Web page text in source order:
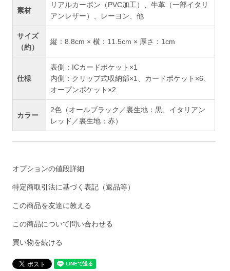
素材
リアルカーボン（PVC加工）、牛革（一部イタリ
アンレザー）、レーヨン、他
サイズ
（約）
縦：8.8cm × 横：11.5cm × 厚さ：1cm
仕様
表側：ICカードポケット×1
内側：クリップ式収納部×1、カードポケット×6、
オープンポケット×2
カラー
2色（オールブラック／裏生地：黒、イタリアン
レッド／裏生地：赤）
オプションの値段詳細
特定商取引法に基づく表記（返品等）
この商品を友達に教える
この商品について問い合わせる
買い物を続ける